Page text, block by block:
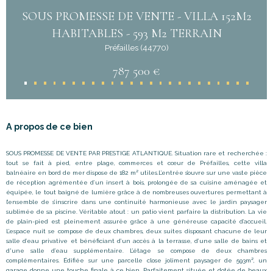
SOUS PROMESSE DE VENTE - VILLA 152M2
HABITABLES - 593 M2 TERRAIN
Préfailles (44770)
787 500 €
A propos de ce bien
SOUS PROMESSE DE VENTE PAR PRESTIGE ATLANTIQUE. Situation rare et recherchée :
tout se fait à pied, entre plage, commerces et cœur de Préfailles, cette villa
balnéaire en bord de mer dispose de 182 m² utiles.L’entrée s’ouvre sur une vaste pièce
de réception agrémentée d’un insert à bois, prolongée de sa cuisine aménagée et
équipée, le tout baigné de lumière grâce à de nombreuses ouvertures permettant à
l’ensemble de s’inscrire dans une continuité harmonieuse avec le jardin paysager
sublimée de sa piscine. Véritable atout : un patio vient parfaire la distribution. La vie
de plain-pied est pleinement assurée grâce à une généreuse capacité d’accueil.
L’espace nuit se compose de deux chambres, deux suites disposant chacune de leur
salle d’eau privative et bénéficiant d’un accès à la terrasse, d’une salle de bains et
d'une salle d’eau supplémentaire. L’étage se compose de deux chambres
complémentaires. Édifiée sur une parcelle close joliment paysager de 593m², un